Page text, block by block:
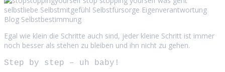
Egal wie klein die Schritte auch sind, jeder kleine Schritt ist immer
noch besser als stehen zu bleiben und ihn nicht zu gehen.
Step by step – uh baby!